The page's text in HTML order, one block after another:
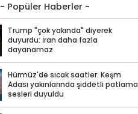
- Popüler Haberler -
Trump "çok yakında" diyerek
duyurdu: İran daha fazla
dayanamaz
Hürmüz'de sıcak saatler: Keşm
Adası yakınlarında şiddetli patlama
sesleri duyuldu